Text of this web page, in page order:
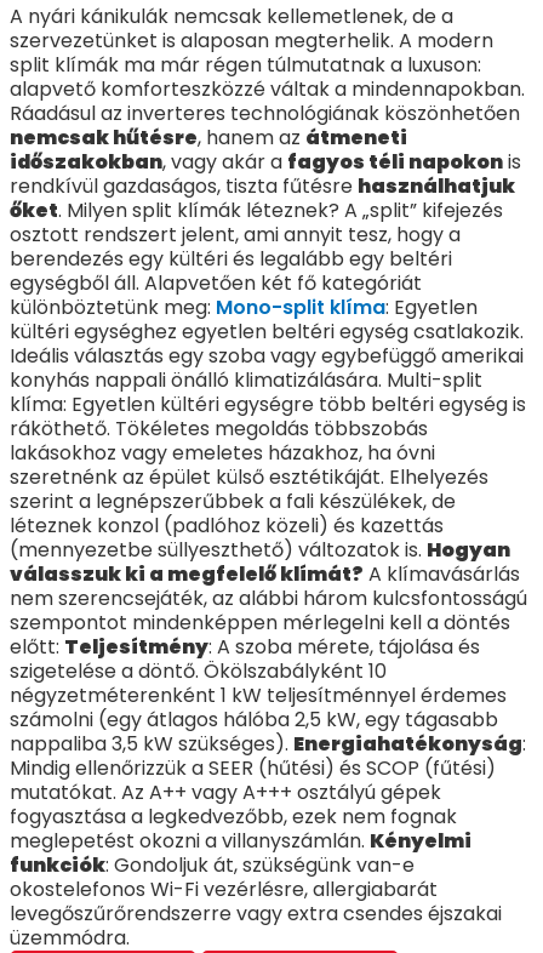
A nyári kánikulák nemcsak kellemetlenek, de a
szervezetünket is alaposan megterhelik. A modern
split klímák ma már régen túlmutatnak a luxuson:
alapvető komforteszközzé váltak a mindennapokban.
Ráadásul az inverteres technológiának köszönhetően
nemcsak hűtésre, hanem az átmeneti
időszakokban, vagy akár a fagyos téli napokonis
rendkívül gazdaságos, tiszta fűtésre használhatjuk
őket. Milyen split klímák léteznek? A „split” kifejezés
osztott rendszert jelent, ami annyit tesz, hogy a
berendezés egy kültéri és legalább egy beltéri
egységből áll. Alapvetően két fő kategóriát
különböztetünk meg: Mono-split klíma: Egyetlen
kültéri egységhez egyetlen beltéri egység csatlakozik.
Ideális választás egy szoba vagy egybefüggő amerikai
konyhás nappali önálló klimatizálására. Multi-split
klíma: Egyetlen kültéri egységre több beltéri egység is
ráköthető. Tökéletes megoldás többszobás
lakásokhoz vagy emeletes házakhoz, ha óvni
szeretnénk az épület külső esztétikáját. Elhelyezés
szerint a legnépszerűbbek a fali készülékek, de
léteznek konzol (padlóhoz közeli) és kazettás
(mennyezetbe süllyeszthető) változatok is. Hogyan
válasszuk ki a megfelelő klímát? A klímavásárlás
nem szerencsejáték, az alábbi három kulcsfontosságú
szempontot mindenképpen mérlegelni kell a döntés
előtt: Teljesítmény: A szoba mérete, tájolása és
szigetelése a döntő. Ökölszabályként 10
négyzetméterenként 1 kW teljesítménnyel érdemes
számolni (egy átlagos hálóba 2,5 kW, egy tágasabb
nappaliba 3,5 kW szükséges). Energiahatékonyság:
Mindig ellenőrizzük a SEER (hűtési) és SCOP (fűtési)
mutatókat. Az A++ vagy A+++ osztályú gépek
fogyasztása a legkedvezőbb, ezek nem fognak
meglepetést okozni a villanyszámlán. Kényelmi
funkciók: Gondoljuk át, szükségünk van-e
okostelefonos Wi-Fi vezérlésre, allergiabarát
levegőszűrőrendszerre vagy extra csendes éjszakai
üzemmódra.